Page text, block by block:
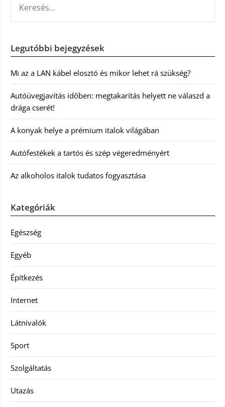
Legutóbbi bejegyzések
Mi az a LAN kábel elosztó és mikor lehet rá szükség?
Autóüvegjavítás időben: megtakarítás helyett ne válaszd a
drága cserét!
A konyak helye a prémium italok világában
Autófestékek a tartós és szép végeredményért
Az alkoholos italok tudatos fogyasztása
Kategóriák
Egészség
Egyéb
Építkezés
Internet
Látnivalók
Sport
Szolgáltatás
Utazás